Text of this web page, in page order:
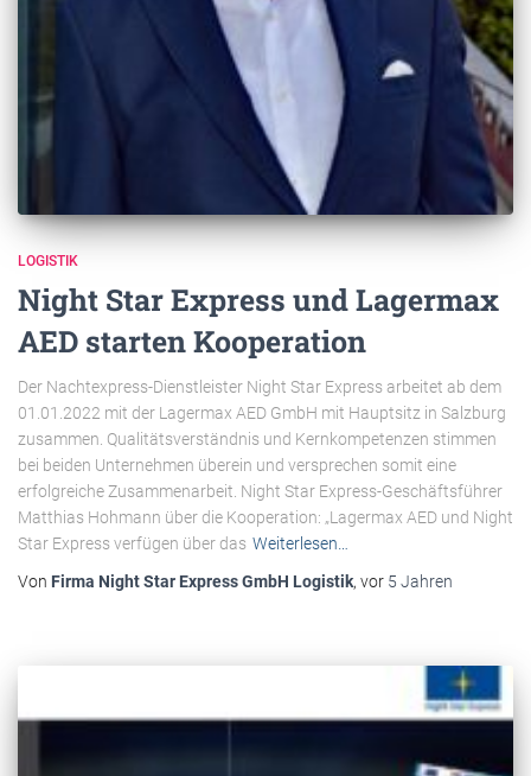
LOGISTIK
Night Star Express und Lagermax
AED starten Kooperation
Der Nachtexpress-Dienstleister Night Star Express arbeitet ab dem
01.01.2022 mit der Lagermax AED GmbH mit Hauptsitz in Salzburg
zusammen. Qualitätsverständnis und Kernkompetenzen stimmen
bei beiden Unternehmen überein und versprechen somit eine
erfolgreiche Zusammenarbeit. Night Star Express-Geschäftsführer
Matthias Hohmann über die Kooperation: „Lagermax AED und Night
Star Express verfügen über das Weiterlesen…
Von Firma Night Star Express GmbH Logistik, vor 5 Jahren